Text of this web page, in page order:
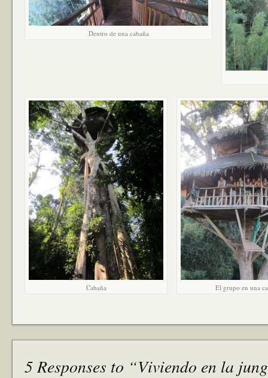
Dentro de una cabaña
Cabaña El grupo en una
5 Responses to “Viviendo en la